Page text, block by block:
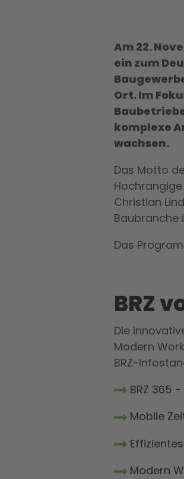
Am 22.
ein zum
Ort. Im
komplexe
wachsen.
Das Motto
Christian
Baubranche
Das
BRZ
Die
Modern
BRZ-
BRZ 365
Mobile
Modern